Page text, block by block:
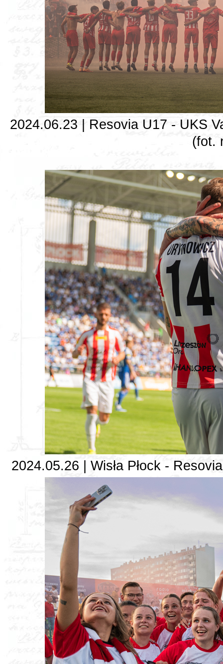
2024.06.23 | Resovia U17 - UKS
(fot.
2024.05.26 | Wisła Płock -